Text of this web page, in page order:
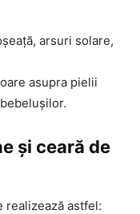
arsuri solare,
asupra pielii
și ceară de
realizează astfel: